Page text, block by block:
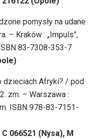
pomysły na udane
– Kraków : „Impuls”,
83-7308-353-7
dzieciach Afryki? / pod
zm. – Warszawa :
ISBN 978-83-7151-
066521 (Nysa), M